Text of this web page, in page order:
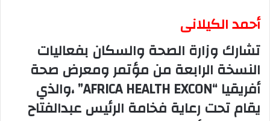
أحمد الكيلانى
تشارك وزارة الصحة والسكان بفعاليات
النسخة الرابعة من مؤتمر ومعرض صحة
أفريقيا “AFRICA HEALTH EXCON” ،والذي
يقام تحت رعاية فخامة الرئيس عبدالفتاح